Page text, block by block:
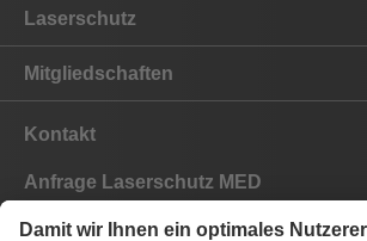
Laserschutz
Mitgliedschaften
Kontakt
Anfrage Laserschutz MED
Anfrage Laserschutz IND